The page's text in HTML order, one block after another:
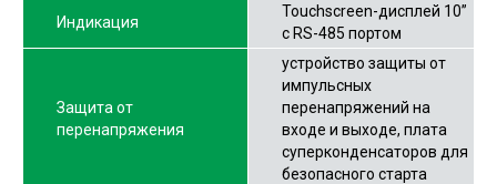
Индикация
Touchscreen-дисплей 10”
с RS-485 портом
Защита от
перенапряжения
устройство защиты от
импульсных
перенапряжений на
входе и выходе, плата
суперконденсаторов для
безопасного старта